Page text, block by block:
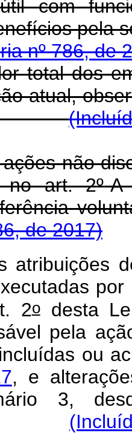
com
nº 786, de
total dos
atual,
não
art. 2º-A
de 2017)
atribuições
2odesta
pela
ou
, e
3,